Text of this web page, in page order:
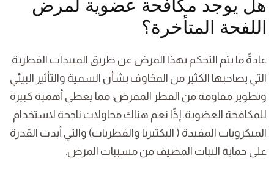
هل يوجد مكافحة عضوية لمرض
اللفحة المتأخرة؟
عادةً ما يتم التحكم بهذا المرض عن طريق المبيدات الفطرية
التي يصاحبها الكثير من المخاوف بشأن السمية والتأثير البيئي
وتطوير مقاومة من الفطر الممرض؛ مما يعطي أهمية كبيرة
للمكافحة العضوية. إذًا نعم هناك محاولات ناجحة لاستخدام
الميكروبات المفيدة ( البكتيريا والفطريات) والتي أبدت القدرة
على حماية النبات المضيف من مسببات المرض.